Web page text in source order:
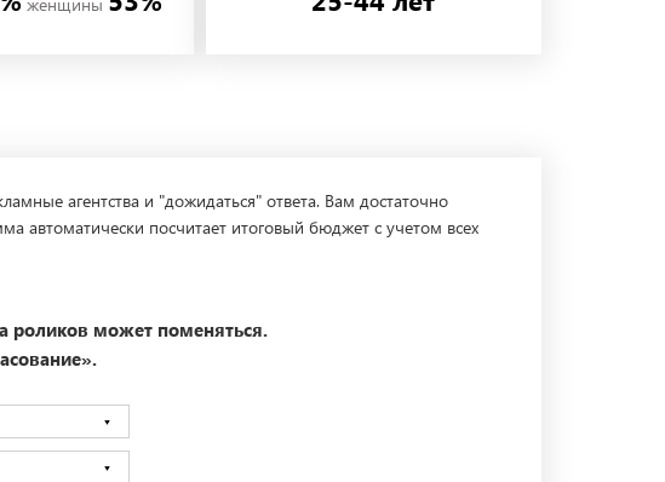
агентства и "дожидаться" ответа. Вам достаточно
автоматически посчитает итоговый бюджет с учетом всех
роликов может поменяться.